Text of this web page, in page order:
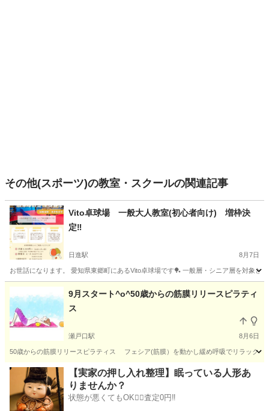
その他(スポーツ)の教室・スクールの関連記事
Vito卓球場 一般大人教室(初心者向け) 増枠決
定‼
日進駅 8月7日
お世話になります。 愛知県東郷町にあるVito卓球場です🏓 一般層・シニア層を対象
愛知 愛知郡 日進駅 スポーツ 初心者
9月スタート^o^50歳からの筋膜リリースピラティ
ス
瀬戸口駅 8月6日
50歳からの筋膜リリースピラティス フェシア(筋膜）を動かし緩め呼吸でリラックス
愛知 瀬戸市 瀬戸口駅 その他 ビューティー
【実家の押し入れ整理】眠っている人形あ
りませんか？
状態が悪くてもOK🙆‍♀️査定0円‼️